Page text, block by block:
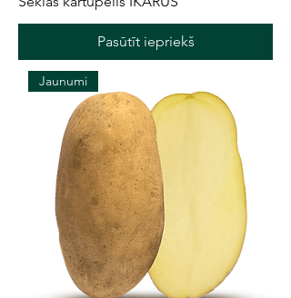
Pasūtīt iepriekš
Jaunumi